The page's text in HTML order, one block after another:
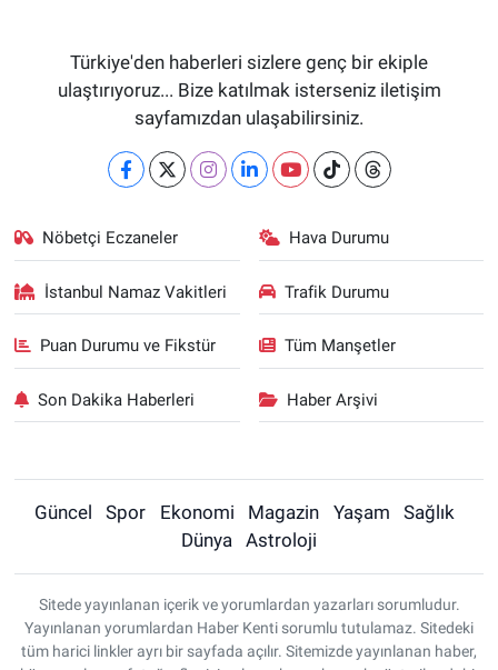
Türkiye'den haberleri sizlere genç bir ekiple
ulaştırıyoruz... Bize katılmak isterseniz iletişim
sayfamızdan ulaşabilirsiniz.
Nöbetçi Eczaneler Hava Durumu
İstanbul Namaz Vakitleri Trafik Durumu
Puan Durumu ve Fikstür Tüm Manşetler
Son Dakika Haberleri Haber Arşivi
Güncel Spor Ekonomi Magazin Yaşam
Sağlık
Dünya
Astroloji
Sitede yayınlanan içerik ve yorumlardan yazarları sorumludur.
Yayınlanan yorumlardan Haber Kenti sorumlu tutulamaz. Sitedeki
tüm harici linkler ayrı bir sayfada açılır. Sitemizde yayınlanan haber,